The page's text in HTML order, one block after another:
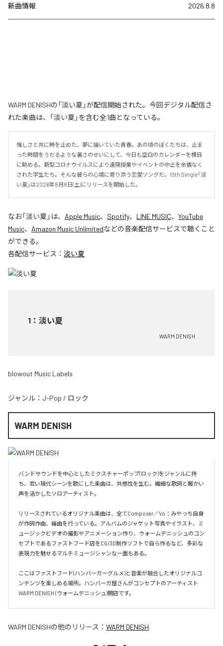
新曲情報 2026.8.8
WARM DENISHの「淡い夏」が配信開始された。今回デジタル配信さ
れた楽曲は、「淡い夏」を含む全1曲となっている。
悔しさと共に時を止めた、夢に描いていた青春。あの頃のぼくたちは、止ま
った時間をうだるような暑さのせいにして、今日も空白のカレンダーを横目
に眺める。新型コロナウイルスにより遠隔授業やイベントの中止を余儀なく
された学生たち。そんな彼らの心境に寄り添う恋愛ソングだ。13th Single「淡
い夏」は2026年8月8日(土)にリリースを開始した。
なお「淡い夏 」は、 Apple Music、 Spotify、 LINE MUSIC、 YouTube
Music、 Amazon Music Unlimitedなどの音楽配信サービスで聴くこと
ができる。
各配信サービス： 淡い夏
1 ： 淡い夏
WARM DENISH
blowout Music Labels
ジャンル： J-Pop / ロック
WARM DENISH
バンドサウンドを中心としたミクスチャーポップ(ロック)をジャンルに持
ち、若い現代シーンを歌にした楽曲は、共感性を生む。繊細な歌詞と暖かい
声を活かしたソロアーティスト。
リリースされているオリジナル楽曲は、全てComposer／Vo：みやっち自身
が作詞作曲、編曲を行っている。アルバムのジャケット写真やイラスト、ミ
ュージックビデオの撮影やアニメーション作り、ウォームデニッシュのコン
セプトであるファストフード店をCG/3D制作ソフトで自ら作るなど、多彩な
表現力を魅せるマルチミュージシャンな一面もある。
ここはファストフード(ハンバーガーグルメ)と音楽が融合したオリジナルコ
ンテンツを楽しめる場所。ハンバーガ屋さんがコンセプトのアーティスト
WARM DENISH (ウォームデニッシュ)開店です。
WARM DENISHの他のリリース： WARM DENISH